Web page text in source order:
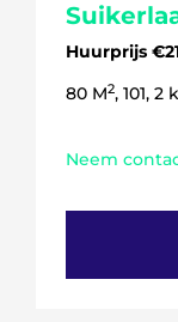
Huurprijs
80 M2, 101, 2
Neem